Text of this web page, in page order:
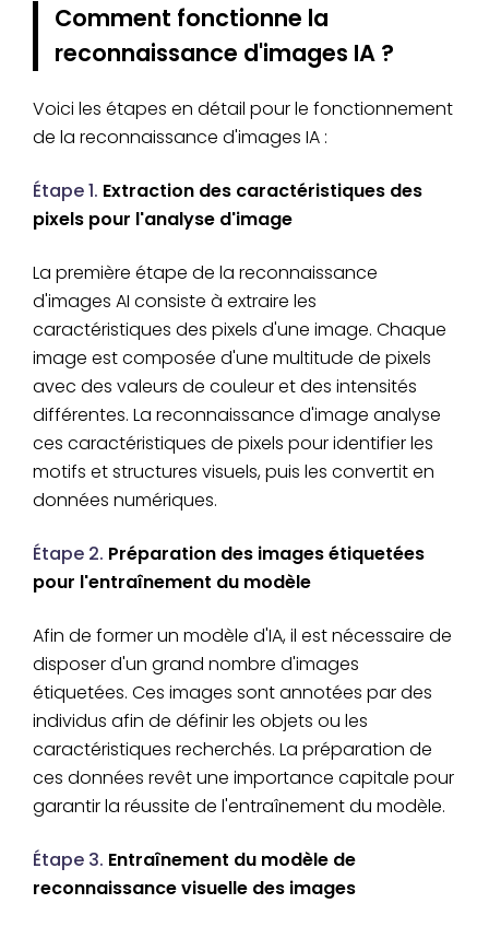
Comment fonctionne la
reconnaissance d'images IA ?
Voici les étapes en détail pour le fonctionnement
de la reconnaissance d'images IA :
Étape 1. Extraction des caractéristiques des
pixels pour l'analyse d'image
La première étape de la reconnaissance
d'images AI consiste à extraire les
caractéristiques des pixels d'une image. Chaque
image est composée d'une multitude de pixels
avec des valeurs de couleur et des intensités
différentes. La reconnaissance d'image analyse
ces caractéristiques de pixels pour identifier les
motifs et structures visuels, puis les convertit en
données numériques.
Étape 2. Préparation des images étiquetées
pour l'entraînement du modèle
Afin de former un modèle d'IA, il est nécessaire de
disposer d'un grand nombre d'images
étiquetées. Ces images sont annotées par des
individus afin de définir les objets ou les
caractéristiques recherchés. La préparation de
ces données revêt une importance capitale pour
garantir la réussite de l'entraînement du modèle.
Étape 3. Entraînement du modèle de
reconnaissance visuelle des images